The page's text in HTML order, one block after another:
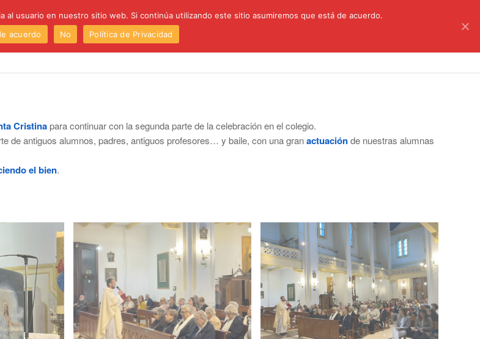
Institución Centro Etapas Proyectos
Cristinapara continuar con la segunda parte de la celebración en el colegio.
de antiguos alumnos, padres, antiguos profesores… y baile, con una granactuaciónde nuestras alumnas
el bien.
al usuario en nuestro sitio web. Si continúa utilizando este sitio asumiremos que está de acuerdo.
acuerdo
No Política de Privacidad